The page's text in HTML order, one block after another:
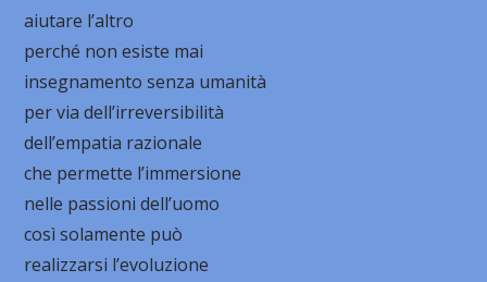
aiutare l’altro
perché non esiste mai
insegnamento senza umanità
per via dell’irreversibilità
dell’empatia razionale
che permette l’immersione
nelle passioni dell’uomo
così solamente può
realizzarsi l’evoluzione